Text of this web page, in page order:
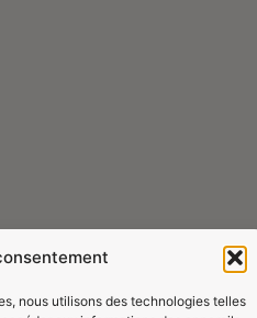
nous utilisons des technologies telles